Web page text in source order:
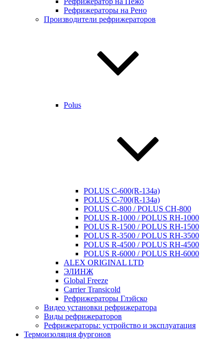
Рефрижераторы на Рено
Производители рефрижераторов
Polus
POLUS C-600(R-134a)
POLUS C-700(R-134a)
POLUS C-800 / POLUS CH-800
POLUS R-1000 / POLUS RH-1000
POLUS R-1500 / POLUS RH-1500
POLUS R-3500 / POLUS RH-3500
POLUS R-4500 / POLUS RH-4500
POLUS R-6000 / POLUS RH-6000
ALEX ORIGINAL LTD
ЭЛИНЖ
Global Freeze
Carrier Transicold
Рефрижераторы Глэйско
Видео установки рефрижератора
Виды рефрижераторов
Рефрижераторы: устройство и эксплуатация
Термоизоляция фургонов